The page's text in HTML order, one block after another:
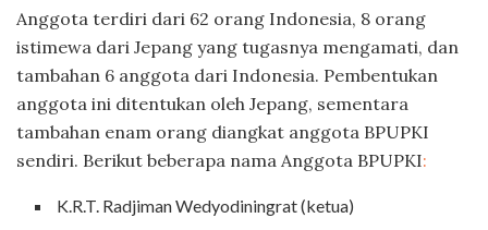
Anggota terdiri dari 62 orang Indonesia, 8 orang
istimewa dari Jepang yang tugasnya mengamati, dan
tambahan 6 anggota dari Indonesia. Pembentukan
anggota ini ditentukan oleh Jepang, sementara
tambahan enam orang diangkat anggota BPUPKI
sendiri. Berikut beberapa nama Anggota BPUPKI:
K.R.T. Radjiman Wedyodiningrat (ketua)